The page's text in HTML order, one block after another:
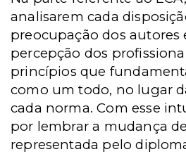
analisarem cada
preocupação dos autores
percepção dos
princípios que
como um todo, no lugar
cada norma. Com esse
por lembrar a mudança
representada pelo